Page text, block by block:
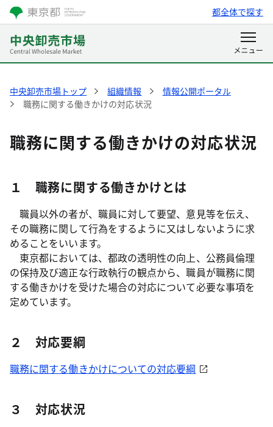
都全体で探す
中央卸売市場トップ 組織情報
情報公開ポータル
職務に関する働きかけの対応状況
職務に関する働きかけの対応状況
１ 職務に関する働きかけとは
職員以外の者が、職員に対して要望、意見等を伝え、
その職務に関して行為をするように又はしないように求
めることをいいます。
東京都においては、都政の透明性の向上、公務員倫理
の保持及び適正な行政執行の観点から、職員が職務に関
する働きかけを受けた場合の対応について必要な事項を
定めています。
２ 対応要綱
職務に関する働きかけについての対応要綱
３ 対応状況